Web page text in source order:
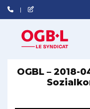
OGBL – 2018-